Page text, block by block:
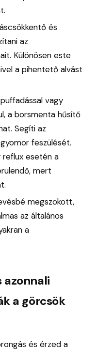
és
az
Különösen este
a pihentető alvást
vagy
a borsmenta hűsítő
Segíti az
feszülését.
reflux esetén a
mert
megszokott,
az általános
a
azonnali
a görcsök
és érzed a